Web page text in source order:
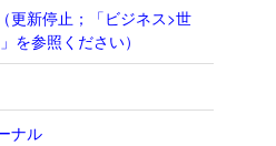
更新停止；「ビジネス>世
を参照ください）
ナル